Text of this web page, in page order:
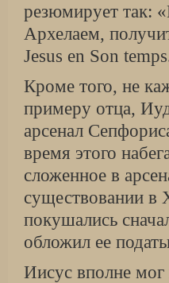
резюмирует так:
Архелаем,
Jesus en Son
Кроме того, не
примеру отца,
арсенал
время этого
сложенное в
существовании в
покушались
обложил ее
Иисус вполне